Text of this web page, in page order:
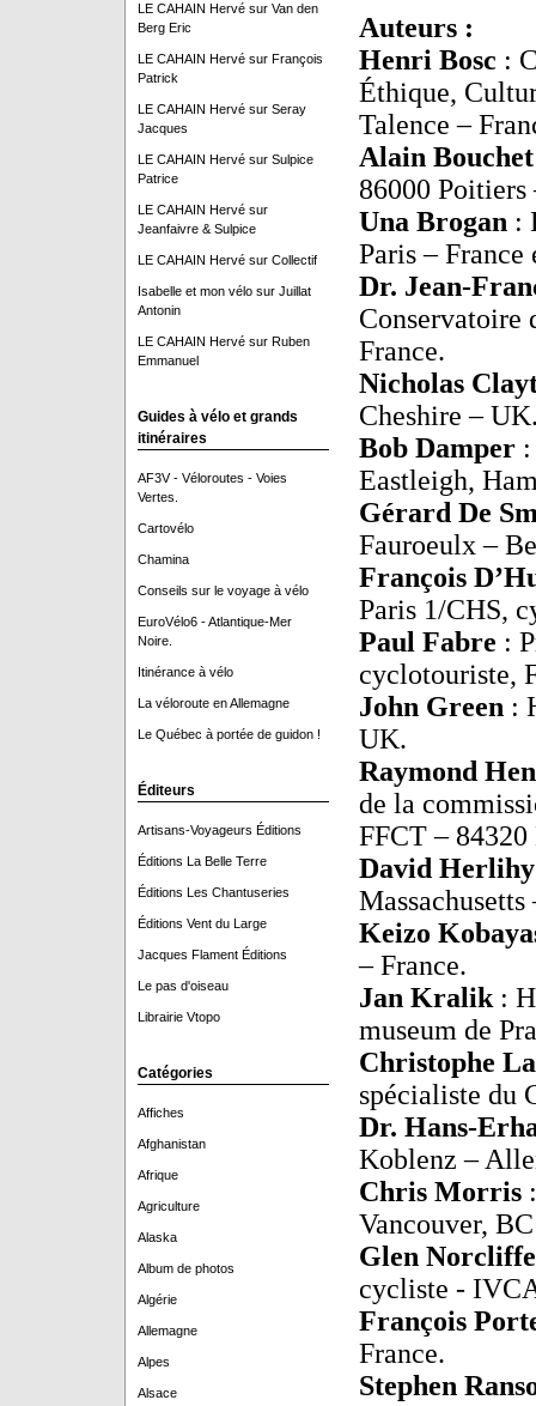
LE CAHAIN Hervésur Van den
Berg Eric
LE CAHAIN Hervésur François
Patrick
LE CAHAIN Hervésur Seray
Jacques
LE CAHAIN Hervésur Sulpice
Patrice
LE CAHAIN Hervésur
Jeanfaivre & Sulpice
LE CAHAIN Hervésur Collectif
Isabelle et mon vélosur Juillat
Antonin
LE CAHAIN Hervésur Ruben
Emmanuel
Guides à vélo et grands
itinéraires
AF3V - Véloroutes - Voies
Vertes.
Cartovélo
Chamina
Conseils sur le voyage à vélo
EuroVélo6 - Atlantique-Mer
Noire.
Itinérance à vélo
La véloroute en Allemagne
Le Québec à portée de guidon !
Éditeurs
Artisans-Voyageurs Éditions
Éditions La Belle Terre
Éditions Les Chantuseries
Éditions Vent du Large
Jacques Flament Éditions
Le pas d'oiseau
Librairie Vtopo
Catégories
Affiches
Afghanistan
Afrique
Agriculture
Alaska
Album de photos
Algérie
Allemagne
Alpes
Alsace
Auteurs :
Henri Bosc :
Éthique,
Talence –
Alain
86000 Poitiers
Una Brogan :
Paris –
Dr. Jean-
Conservatoire
France.
Nicholas
Cheshire –
Bob Damper
Eastleigh,
Gérard De
Fauroeulx –
François
Paris 1/CHS,
Paul Fabre :
cyclotouriste,
John Green :
UK.
Raymond
de la
FFCT – 84320
David
Keizo
– France.
Jan Kralik :
museum de
Christophe
spécialiste du
Dr. Hans-
Koblenz –
Chris Morris
Vancouver,
Glen
cycliste -
François
France.
Stephen